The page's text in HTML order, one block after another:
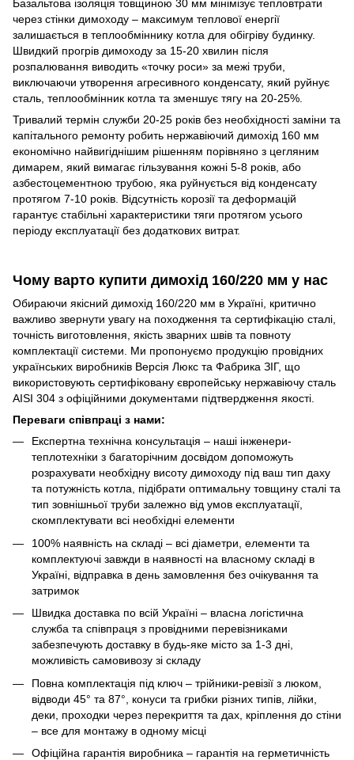
Базальтова ізоляція товщиною 30 мм мінімізує тепловтрати
через стінки димоходу – максимум теплової енергії
залишається в теплообміннику котла для обігріву будинку.
Швидкий прогрів димоходу за 15-20 хвилин після
розпалювання виводить «точку роси» за межі труби,
виключаючи утворення агресивного конденсату, який руйнує
сталь, теплообмінник котла та зменшує тягу на 20-25%.
Тривалий термін служби 20-25 років без необхідності заміни та
капітального ремонту робить нержавіючий димохід 160 мм
економічно найвигіднішим рішенням порівняно з цегляним
димарем, який вимагає гільзування кожні 5-8 років, або
азбестоцементною трубою, яка руйнується від конденсату
протягом 7-10 років. Відсутність корозії та деформацій
гарантує стабільні характеристики тяги протягом усього
періоду експлуатації без додаткових витрат.
Чому варто купити димохід 160/220 мм у нас
Обираючи якісний димохід 160/220 мм в Україні, критично
важливо звернути увагу на походження та сертифікацію сталі,
точність виготовлення, якість зварних швів та повноту
комплектації системи. Ми пропонуємо продукцію провідних
українських виробників Версія Люкс та Фабрика ЗІГ, що
використовують сертифіковану європейську нержавіючу сталь
AISI 304 з офіційними документами підтвердження якості.
Переваги співпраці з нами:
Експертна технічна консультація – наші інженери-
теплотехніки з багаторічним досвідом допоможуть
розрахувати необхідну висоту димоходу під ваш тип даху
та потужність котла, підібрати оптимальну товщину сталі та
тип зовнішньої труби залежно від умов експлуатації,
скомплектувати всі необхідні елементи
100% наявність на складі – всі діаметри, елементи та
комплектуючі завжди в наявності на власному складі в
Україні, відправка в день замовлення без очікування та
затримок
Швидка доставка по всій Україні – власна логістична
служба та співпраця з провідними перевізниками
забезпечують доставку в будь-яке місто за 1-3 дні,
можливість самовивозу зі складу
Повна комплектація під ключ – трійники-ревізії з люком,
відводи 45° та 87°, конуси та грибки різних типів, лійки,
деки, проходки через перекриття та дах, кріплення до стіни
– все для монтажу в одному місці
Офіційна гарантія виробника – гарантія на герметичність